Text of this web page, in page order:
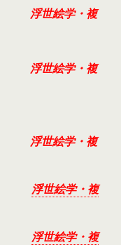
浮世絵学・複
浮世絵学・複
浮世絵学・複
浮世絵学・複
浮世絵学・複